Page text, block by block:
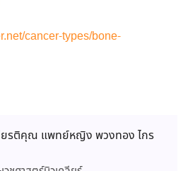
cancer-types/bone-
ยรติคุณ แพทย์หญิง พวงทอง ไกร